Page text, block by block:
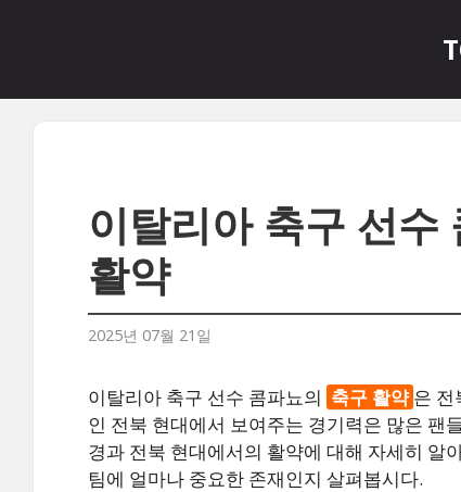
로
이탈리아 축구 선수
활약
2025년 07월 21일
이탈리아 축구 선수 콤파뇨의 축구 활약 은 전
인 전북 현대에서 보여주는 경기력은 많은 팬
경과 전북 현대에서의 활약에 대해 자세히 알
팀에 얼마나 중요한 존재인지 살펴봅시다.